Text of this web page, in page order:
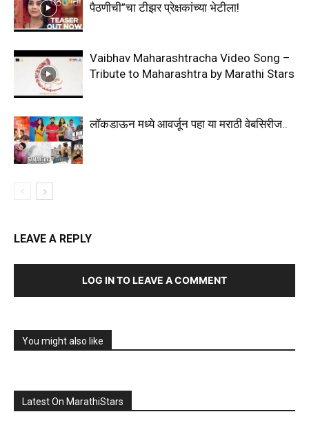
पैठणीची”चा टीझर प्रेक्षकांच्या भेटीला!
Vaibhav Maharashtracha Video Song –
Tribute to Maharashtra by Marathi Stars
लॉकडाऊन मध्ये आवर्जून पहा या मराठी वेबसिरीज..
LEAVE A REPLY
LOG IN TO LEAVE A COMMENT
You might also like
Latest On MarathiStars